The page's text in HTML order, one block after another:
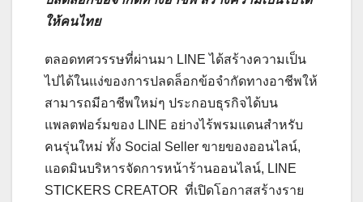
ให้คนไทย
ตลอดทศวรรษที่ผ่านมา LINE ได้สร้างความเป็น
ไปได้ในแง่ของการปลดล็อกข้อจำกัดทางอาชีพให้
สามารถมีอาชีพใหม่ๆ ประกอบธุรกิจได้บน
แพลตฟอร์มของ LINE อย่างไร้พรมแดนสำหรับ
คนรุ่นใหม่ ทั้ง Social Seller ขายของออนไลน์,
แอดมินบริหารจัดการหน้าร้านออนไลน์, LINE
STICKERS CREATOR ที่เปิดโอกาสสร้างราย